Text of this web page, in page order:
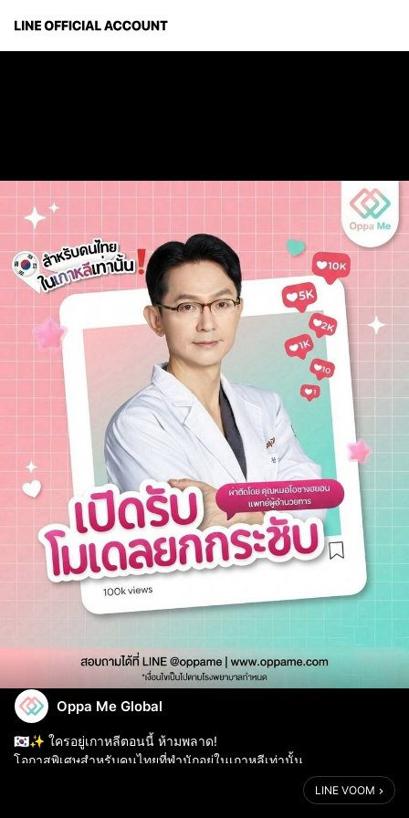
Oppa Me Global
🇰🇷✨ ใครอยู่เกาหลีตอนนี้ ห้ามพลาด!
โอกาสพิเศษสำหรับคนไทยที่พำนักอยู่ในเกาหลีเท่านั้น
📢 เปิดรับโมเดล “ยกกระชับ” กับศัลยแพทย์ผู้ชำนาญการโดยตรง
LINE VOOM